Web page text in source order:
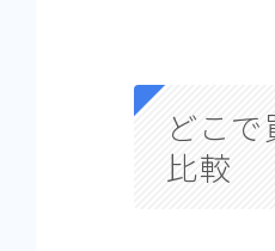
どこ
比較